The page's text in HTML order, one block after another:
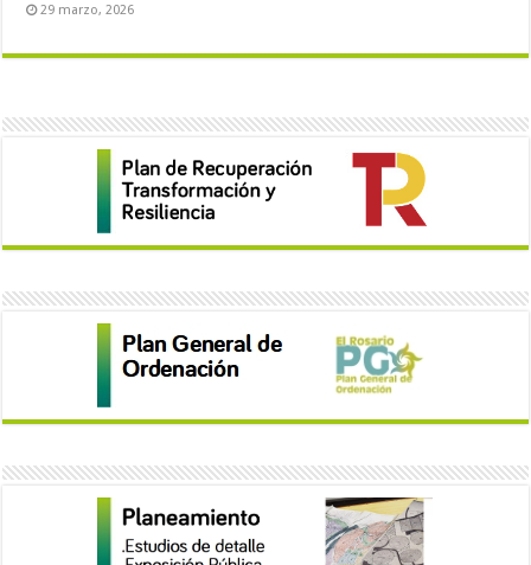
29 marzo, 2026